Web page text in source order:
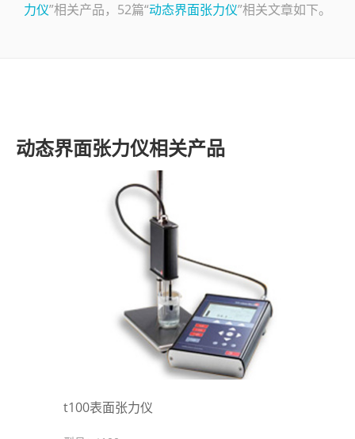
免费测试
联系
力仪”相关产品，52篇“动态界面张力仪”相关文章如下。
动态界面张力仪相关产品
t100表面张力仪